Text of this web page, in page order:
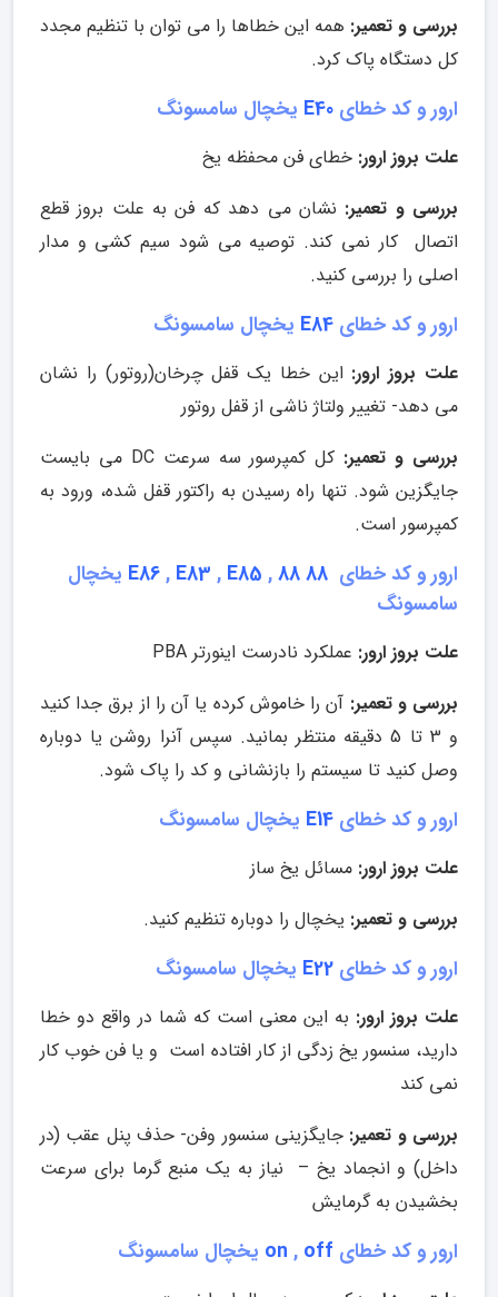
بررسی و تعمیر: همه این خطاها را می توان با تنظیم مجدد
کل دستگاه پاک کرد.
ارور و کد خطای E40 یخچال سامسونگ
علت بروز ارور: خطای فن محفظه یخ
بررسی و تعمیر: نشان می دهد که فن به علت بروز قطع
اتصال کار نمی کند. توصیه می شود سیم کشی و مدار
اصلی را بررسی کنید.
ارور و کد خطای E84 یخچال سامسونگ
علت بروز ارور: این خطا یک قفل چرخان(روتور) را نشان
می دهد- تغییر ولتاژ ناشی از قفل روتور
بررسی و تعمیر:
کل کمپرسور سه سرعت DC می بایست
جایگزین شود. تنها راه رسیدن به راکتور قفل شده، ورود به
کمپرسور است.
ارور و کد خطای E86, E83 , E85 ,88 88
یخچال
سامسونگ
علت بروز ارور: عملکرد نادرست اینورتر PBA
بررسی و تعمیر: آن را خاموش کرده یا آن را از برق جدا کنید
و 3 تا 5 دقیقه منتظر بمانید. سپس آنرا روشن یا دوباره
وصل کنید تا سیستم را بازنشانی و کد را پاک شود.
ارور و کد خطای E14 یخچال سامسونگ
علت بروز ارور: مسائل یخ ساز
بررسی و تعمیر: یخچال را دوباره تنظیم کنید.
ارور و کد خطای E22 یخچال سامسونگ
علت بروز ارور: به این معنی است که شما در واقع دو خطا
دارید، سنسور یخ زدگی از کار افتاده است و یا فن خوب کار
نمی کند
بررسی و تعمیر: جایگزینی سنسور وفن- حذف پنل عقب (در
داخل) و انجماد یخ – نیاز به یک منبع گرما برای سرعت
بخشیدن به گرمایش
ارور و کد خطای on , off یخچال سامسونگ